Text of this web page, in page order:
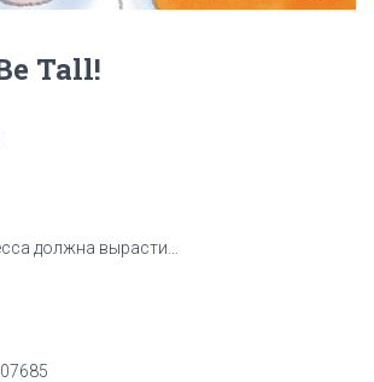
Tall!
должна вырасти…